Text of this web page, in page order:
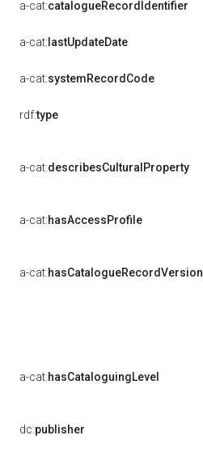
a-cat:catalogueRecordIdentifier
a-cat: lastUpdateDate
a-cat:systemRecordCode
rdf:type
a-cat:describesCulturalProperty
a-cat:hasAccessProfile
a-cat:hasCatalogueRecordVersion
a-cat:hasCataloguingLevel
dc:publisher